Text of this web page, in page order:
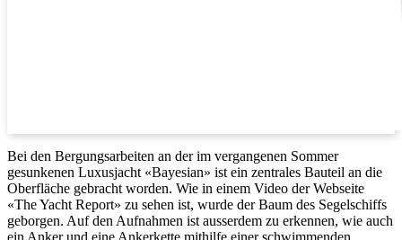
Bei den Bergungsarbeiten an der im vergangenen Sommer
gesunkenen Luxusjacht «Bayesian» ist ein zentrales Bauteil an die
Oberfläche gebracht worden. Wie in einem Video der Webseite
«The Yacht Report» zu sehen ist, wurde der Baum des Segelschiffs
geborgen. Auf den Aufnahmen ist ausserdem zu erkennen, wie auch
ein Anker und eine Ankerkette mithilfe einer schwimmenden